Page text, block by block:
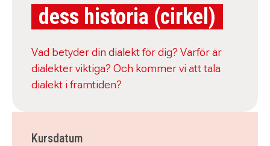
dess historia (cirkel)
Vad betyder din dialekt för dig? Varför är
dialekter viktiga? Och kommer vi att tala
dialekt i framtiden?
Kursdatum